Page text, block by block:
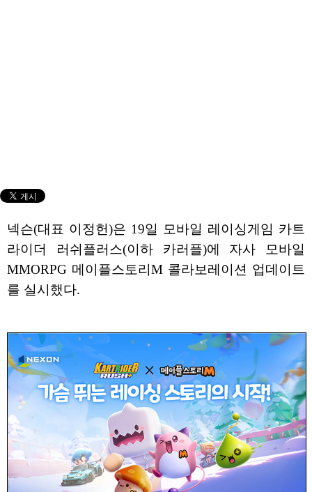
넥슨(대표 이정헌)은 19일 모바일 레이싱게임 카트
라이더 러쉬플러스(이하 카러플)에 자사 모바일
MMORPG 메이플스토리M 콜라보레이션 업데이트
를 실시했다.